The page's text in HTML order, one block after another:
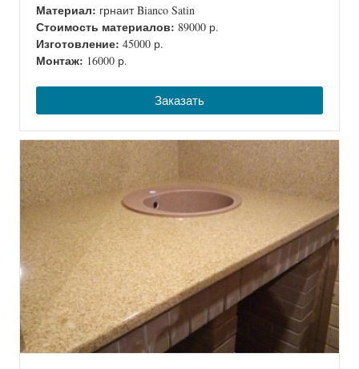
Материал: грнаит Bianco Satin
Стоимость материалов: 89000 р.
Изготовление: 45000 р.
Монтаж: 16000 р.
Заказать